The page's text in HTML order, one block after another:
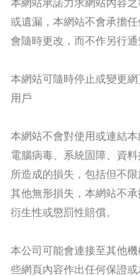
或遺漏，本網站不會承擔
會隨時更改，而不作另行通
本網站可隨時停止或變更
用戶
本網站不會對使用或連結
電腦病毒、系統固障、資
所造成的損失，包括但不
其他無形損失，本網站不
衍生性或懲罰性賠償。
本公司可能會連接至其他
些網頁內容作出任何保證